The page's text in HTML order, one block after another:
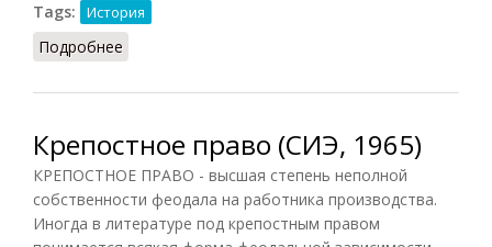
Tags:
История
Подробнее
Крепостное право (СИЭ, 1965)
КРЕПОСТНОЕ ПРАВО - высшая степень неполной
собственности феодала на работника производства.
Иногда в литературе под крепостным правом